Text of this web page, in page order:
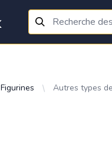
Figurines Autres types